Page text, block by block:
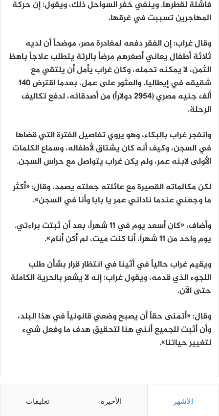
فاشلة لقطرها. وينفي خفر السواحل ذلك، ويقول: إن حركة
المهاجرين تسببت في غرقها.
وقال غراب: إن الفقر دفعه لمغادرة مصر، موضحاً أن لديه
ثلاثة أطفال يعاني أصغرهم مرضاً بالرئة يتطلب علاجاً باهظ
الثمن، لا يمكنه تحمله، وكان غراب يأمل أن يلتقي مع
شقيقه في إيطاليا، والعثور على عمل، بعدما اقترض 140
ألف جنيه مصري (2954 دولاراً) من أصدقائه، لدفع تكاليف
الرحلة.
وانفجر غراب بالبكاء، وهو يروي تفاصيل الفترة التي قضاها
في السجن، وكيف أنه كان يشتاق لأطفاله، وسماع الكلمات
الأولى لابنه عمر، ولم يكن غراب يتواصل مع حراس السجن.
لكن مكالماته القصيرة مع عائلته جعلته يصمد، وقال: «أكثر
ما وجعني عندما ناداني عمر يا بابا وأنا في السجن».
وأضاف، «كان أسعد يوم في 11 شهراً، بعد أن ثبتت براءتي.
يوم واحد من 11 شهراً، أنا كنت ميت، لم أكن أنام».
ويقيم غراب حالياً في أثينا في انتظار قرار بشأن طلب
اللجوء الذي قدمه، ويقول غراب: إنه لا يشعر بالحرية الكاملة
حتى الآن.
وقال: «أتمنى حقاً أن يصبح وضعي قانونياً في هذا البلد،
وأن أثبت للجميع أنني هنا لتحقيق هدف ما وفعل شيء
لتغيير حياتنا».
الأشهر الأخيرة تعليقات